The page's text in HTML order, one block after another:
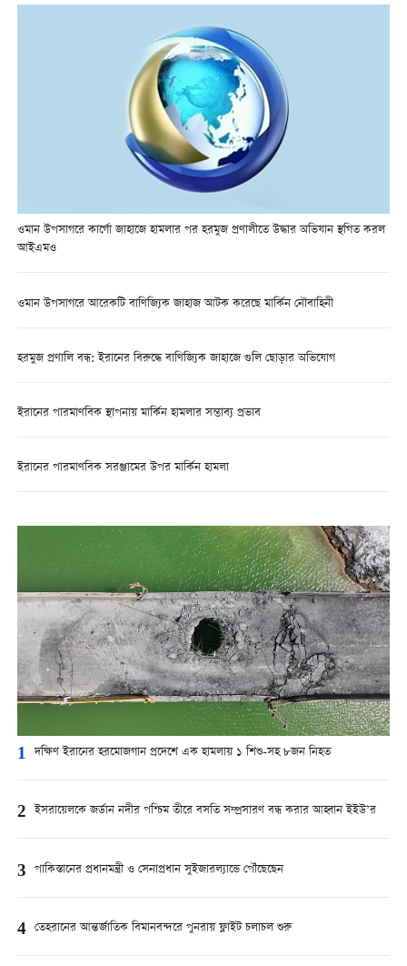
ওমান উপসাগরে কার্গো জাহাজে হামলার পর হরমুজ প্রণালীতে উদ্ধার অভিযান স্থগিত করল
আইএমও
ওমান উপসাগরে আরেকটি বাণিজ্যিক জাহাজ আটক করেছে মার্কিন নৌবাহিনী
হরমুজ প্রণালি বন্ধ: ইরানের বিরুদ্ধে বাণিজ্যিক জাহাজে গুলি ছোড়ার অভিযোগ
ইরানের পারমাণবিক স্থাপনায় মার্কিন হামলার সম্ভাব্য প্রভাব
ইরানের পারমাণবিক সরঞ্জামের উপর মার্কিন হামলা
1 দক্ষিণ ইরানের হরমোজগান প্রদেশে এক হামলায় ১ শিশু-সহ ৮জন নিহত
2 ইসরায়েলকে জর্ডান নদীর পশ্চিম তীরে বসতি সম্প্রসারণ বন্ধ করার আহ্বান ইইউ’র
3 পাকিস্তানের প্রধানমন্ত্রী ও সেনাপ্রধান সুইজারল্যান্ডে পৌঁছেছেন
4 তেহরানের আন্তর্জাতিক বিমানবন্দরে পুনরায় ফ্লাইট চলাচল শুরু